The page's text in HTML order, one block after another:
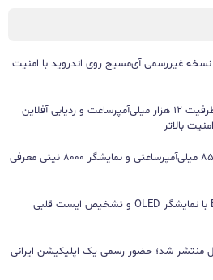
نسخه غیررسمی آی‌مسیج روی اندروید با امنیت
پاوربانک ۱۰۰ واتی هواوی با ظرفیت ۱۲ هزار میلی‌آمپرساعت و ردیابی آفلاین
بالاتر
هواوی نوا 16 SE با باتری ۸۵۰۰ میلی‌آمپرساعتی و نمایشگر ۸۰۰۰ نیتی معرفی
مچ‌بند هوشمند آنر Band 11 با نمایشگر OLED و تشخیص ایست قلبی
منتشر شد؛ حضور رسمی یک اپلیکیشن ایرانی